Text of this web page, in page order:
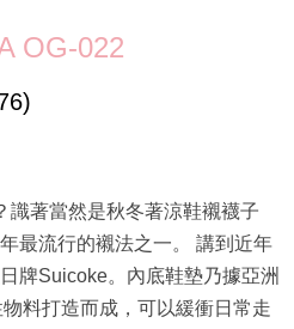
OG-022
識著當然是秋冬著涼鞋襯襪子
最流行的襯法之一。 講到近年
牌Suicoke。內底鞋墊乃據亞洲
料打造而成，可以緩衝日常走